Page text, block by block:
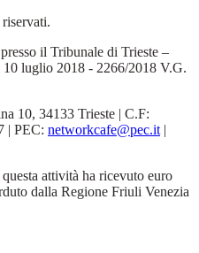
il Tribunale di Trieste –
luglio 2018 - 2266/2018 V.G.
10, 34133 Trieste | C.F:
| PEC: networkcafe@pec.it |
attività ha ricevuto euro
dalla Regione Friuli Venezia